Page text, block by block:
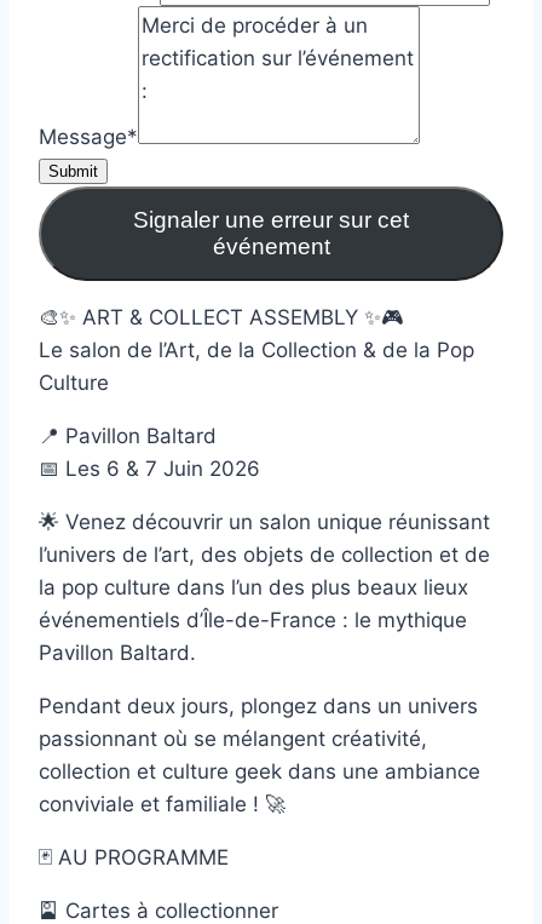
Message*
Submit
Signaler une erreur sur cet
événement
🎨✨ ART & COLLECT ASSEMBLY ✨🎮
Le salon de l’Art, de la Collection & de la Pop
Culture
📍 Pavillon Baltard
📅 Les 6 & 7 Juin 2026
🌟 Venez découvrir un salon unique réunissant
l’univers de l’art, des objets de collection et de
la pop culture dans l’un des plus beaux lieux
événementiels d’Île-de-France : le mythique
Pavillon Baltard.
Pendant deux jours, plongez dans un univers
passionnant où se mélangent créativité,
collection et culture geek dans une ambiance
conviviale et familiale ! 🚀
🃏 AU PROGRAMME
🎴 Cartes à collectionner